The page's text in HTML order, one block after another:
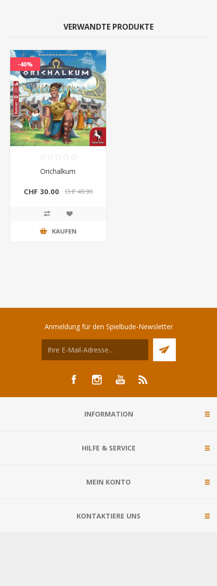
VERWANDTE PRODUKTE
-40%
Orichalkum
CHF 30.00 CHF 49.90
KAUFEN
Anmeldung für den Spielbude-Newsletter
INFORMATION
HILFE & SERVICE
MEIN KONTO
KONTAKTIERE UNS